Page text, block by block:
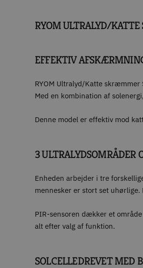
RYOM ULTRALYD/
EFFEKTIV
RYOM Ultralyd/Katte
Med en kombination af
Denne model er effektiv mod
3 ULTRALYDSOMRÅDER
Enheden arbejder i tre
mennesker er stort set
PIR-sensoren dækker et
alt efter valg af funktion.
SOLCELLEDREVET MED